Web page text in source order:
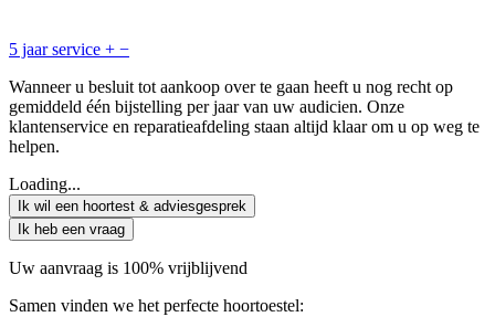
5 jaar service + −
Wanneer u besluit tot aankoop over te gaan heeft u nog recht op
gemiddeld één bijstelling per jaar van uw audicien. Onze
klantenservice en reparatieafdeling staan altijd klaar om u op weg te
helpen.
Loading...
Ik wil een hoortest & adviesgesprek
Ik heb een vraag
Uw aanvraag is 100% vrijblijvend
Samen vinden we het perfecte hoortoestel: